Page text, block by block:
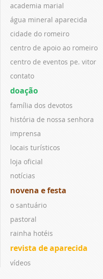
academia marial
água mineral aparecida
cidade do romeiro
centro de apoio ao romeiro
centro de eventos pe. vitor
contato
doação
família dos devotos
história de nossa senhora
imprensa
locais turísticos
loja oficial
notícias
novena e festa
o santuário
pastoral
rainha hotéis
revista de aparecida
vídeos